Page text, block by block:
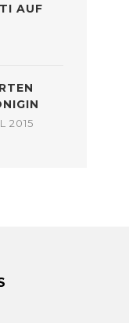
AUF
2015